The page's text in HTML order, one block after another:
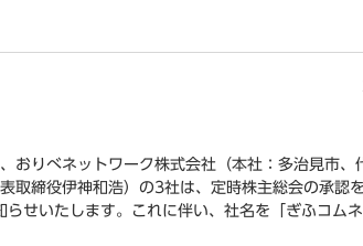
おりべネットワーク株式会社（本社：多治見市、
取締役伊神和浩）の3社は、定時株主総会の承認を
せいたします。これに伴い、社名を「ぎふコム